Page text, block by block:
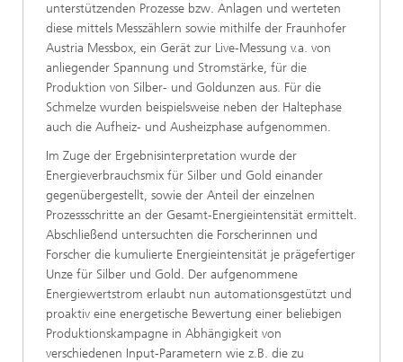
unterstützenden Prozesse bzw. Anlagen und werteten
diese mittels Messzählern sowie mithilfe der Fraunhofer
Austria Messbox, ein Gerät zur Live-Messung v.a. von
anliegender Spannung und Stromstärke, für die
Produktion von Silber- und Goldunzen aus. Für die
Schmelze wurden beispielsweise neben der Haltephase
auch die Aufheiz- und Ausheizphase aufgenommen.
Im Zuge der Ergebnisinterpretation wurde der
Energieverbrauchsmix für Silber und Gold einander
gegenübergestellt, sowie der Anteil der einzelnen
Prozessschritte an der Gesamt-Energieintensität ermittelt.
Abschließend untersuchten die Forscherinnen und
Forscher die kumulierte Energieintensität je prägefertiger
Unze für Silber und Gold. Der aufgenommene
Energiewertstrom erlaubt nun automationsgestützt und
proaktiv eine energetische Bewertung einer beliebigen
Produktionskampagne in Abhängigkeit von
verschiedenen Input-Parametern wie z.B. die zu